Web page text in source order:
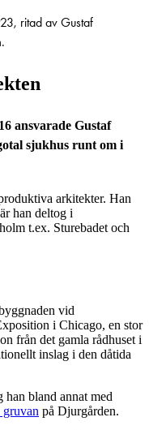
ritad av Gustaf
ansvarade Gustaf
sjukhus runt om i
arkitekter. Han
han deltog i
t.ex. Sturebadet och
vid
i Chicago, en stor
från det gamla rådhuset i
inslag i den dåtida
bland annat med
gruvan på Djurgården.